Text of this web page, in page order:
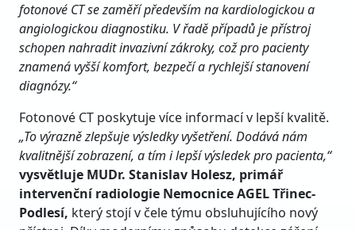
fotonové CT se zaměří především na kardiologickou a
angiologickou diagnostiku. V řadě případů je přístroj
schopen nahradit invazivní zákroky, což pro pacienty
znamená vyšší komfort, bezpečí a rychlejší stanovení
diagnózy.“
Fotonové CT poskytuje více informací v lepší kvalitě.
„To výrazně zlepšuje výsledky vyšetření. Dodává nám
kvalitnější zobrazení, a tím i lepší výsledek pro pacienta,“
vysvětluje MUDr. Stanislav Holesz, primář
intervenční radiologie Nemocnice AGEL Třinec-
Podlesí, který stojí v čele týmu obsluhujícího nový